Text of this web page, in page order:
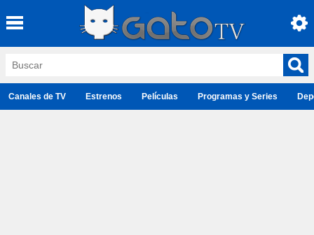
Canales de TV Estrenos Películas Programas y Series